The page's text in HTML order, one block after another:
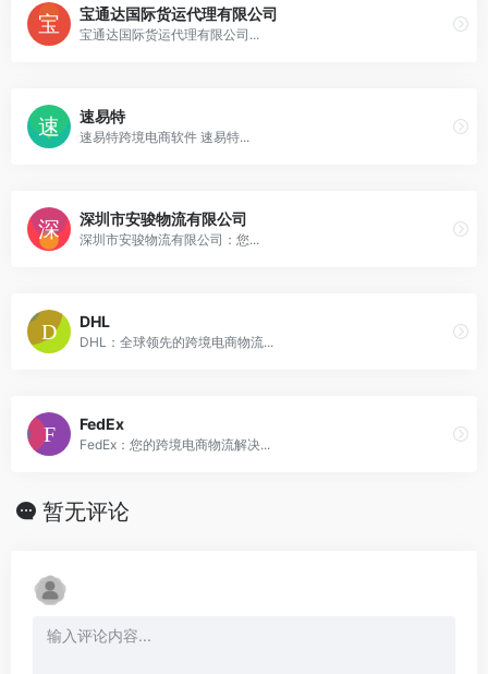
宝通达国际货运代理有限公司
宝通达国际货运代理有限公司...
速易特
速易特跨境电商软件 速易特...
深圳市安骏物流有限公司
深圳市安骏物流有限公司：您...
DHL
DHL：全球领先的跨境电商物流...
FedEx
FedEx：您的跨境电商物流解决...
暂无评论